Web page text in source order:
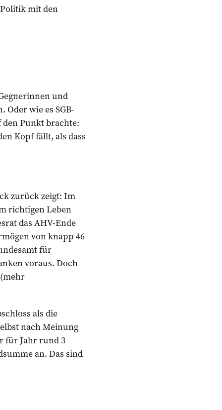
mit den
und
wie es SGB-
den Punkt brachte:
Kopf fällt, als dass
zurück zeigt: Im
richtigen Leben
das AHV-Ende
von knapp 46
für
voraus. Doch
als die
nach Meinung
für Jahr rund 3
an. Das sind